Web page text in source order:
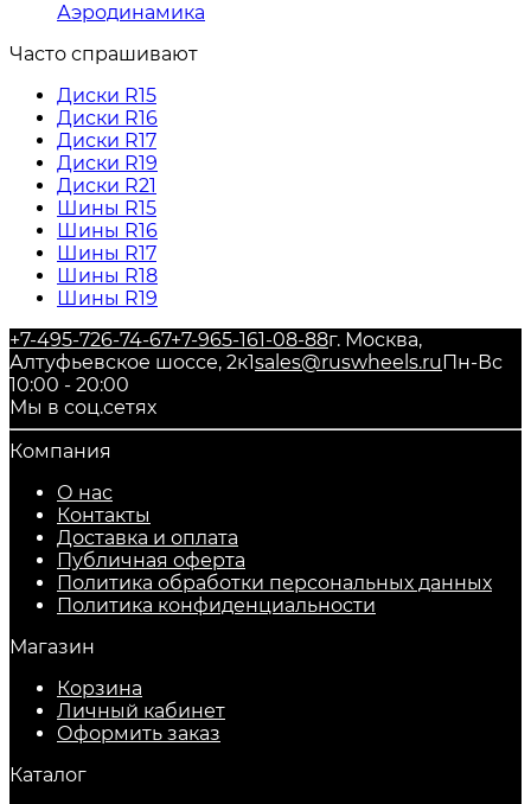
Аэродинамика
Часто спрашивают
Диски R15
Диски R16
Диски R17
Диски R19
Диски R21
Шины R15
Шины R16
Шины R17
Шины R18
Шины R19
+7-495-726-74-67+7-965-161-08-88г. Москва,
Алтуфьевское шоссе, 2к1sales@ruswheels.ru Пн-Вс
10:00 - 20:00
Мы в соц.сетях
Компания
О нас
Контакты
Доставка и оплата
Публичная оферта
Политика обработки персональных данных
​Политика конфиденциальности
Магазин
Корзина
Личный кабинет
Оформить заказ
Каталог